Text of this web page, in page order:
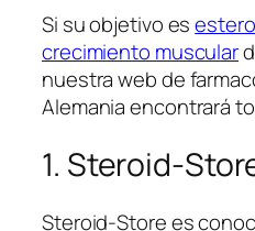
Si su objetivo es
crecimiento muscular
nuestra web de
Alemania encontrará
1. Steroid-
Steroid-Store es